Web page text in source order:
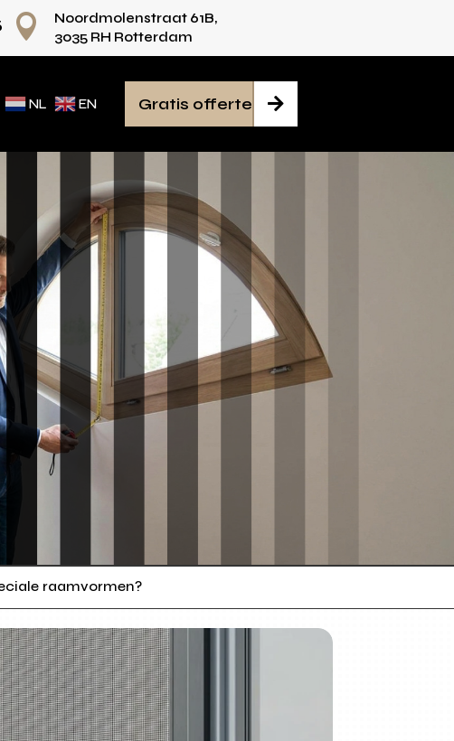
voor iedere ruimte

Noordmolenstraat 61B,
3035 RH Rotterdam
NL EN 
Gratis offerte
raamvormen?